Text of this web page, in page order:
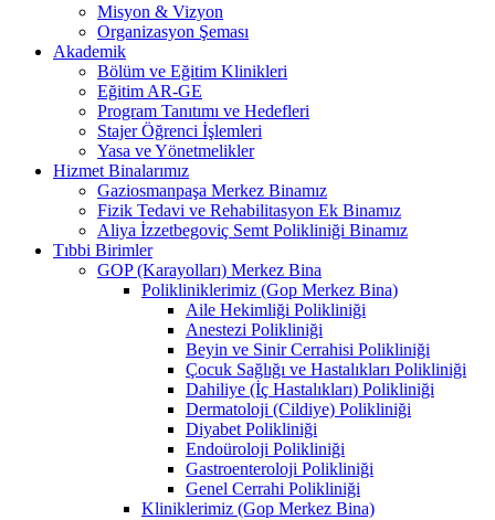
Misyon & Vizyon
Organizasyon Şeması
Akademik
Bölüm ve Eğitim Klinikleri
Eğitim AR-GE
Program Tanıtımı ve Hedefleri
Stajer Öğrenci İşlemleri
Yasa ve Yönetmelikler
Hizmet Binalarımız
Gaziosmanpaşa Merkez Binamız
Fizik Tedavi ve Rehabilitasyon Ek Binamız
Aliya İzzetbegoviç Semt Polikliniği Binamız
Tıbbi Birimler
GOP (Karayolları) Merkez Bina
Polikliniklerimiz (Gop Merkez Bina)
Aile Hekimliği Polikliniği
Anestezi Polikliniği
Beyin ve Sinir Cerrahisi Polikliniği
Çocuk Sağlığı ve Hastalıkları Polikliniği
Dahiliye (İç Hastalıkları) Polikliniği
Dermatoloji (Cildiye) Polikliniği
Diyabet Polikliniği
Endoüroloji Polikliniği
Gastroenteroloji Polikliniği
Genel Cerrahi Polikliniği
Kliniklerimiz (Gop Merkez Bina)